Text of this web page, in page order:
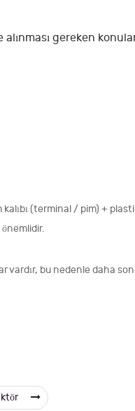
gereken
(terminal / pim) +
vardır, bu nedenle daha